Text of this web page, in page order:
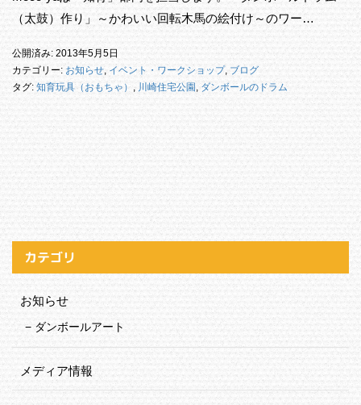
（太鼓）作り」～かわいい回転木馬の絵付け～のワー…
公開済み: 2013年5月5日
カテゴリー: お知らせ, イベント・ワークショップ, ブログ
タグ: 知育玩具（おもちゃ） , 川崎住宅公園, ダンボールのドラム
カテゴリ
お知らせ
ダンボールアート
メディア情報